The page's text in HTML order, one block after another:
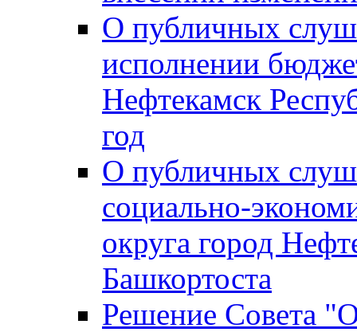
О публичных
исполнении
Нефтекамск
год
О публичных
социально-
округа город
Башкортоста
Решение Совета